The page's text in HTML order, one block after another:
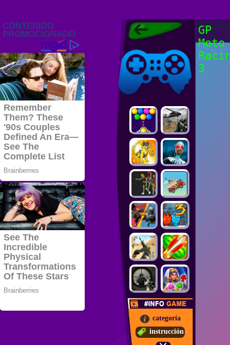
Juegos Friv
2022, Juegos
2022
Juegos Friv
categoría
instrucción
GP
Moto
3